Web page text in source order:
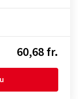
60,68 fr.